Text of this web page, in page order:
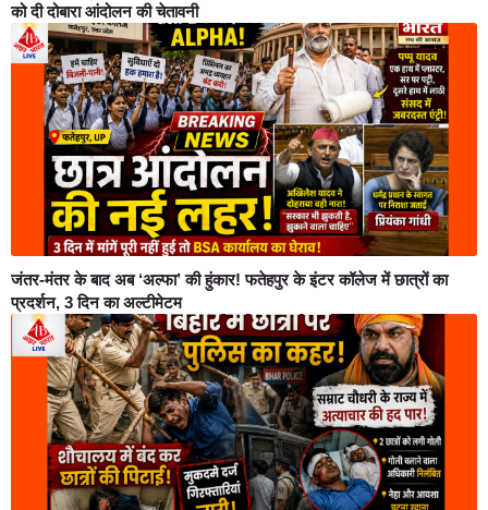
को दी दोबारा आंदोलन की चेतावनी
जंतर-मंतर के बाद अब ‘अल्फा’ की हुंकार! फतेहपुर के इंटर कॉलेज में छात्रों का
प्रदर्शन, 3 दिन का अल्टीमेटम